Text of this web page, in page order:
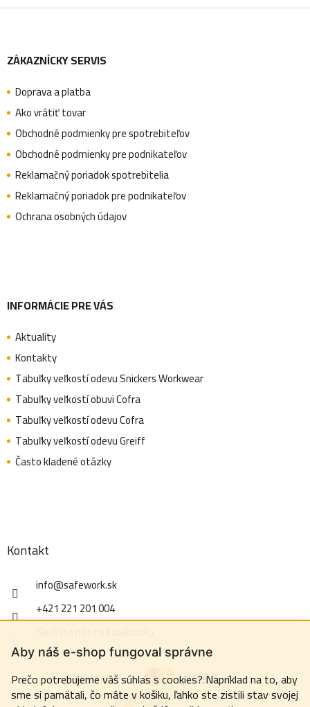
Aby náš e-shop fungoval správne
Prečo potrebujeme váš súhlas s cookies? Napríklad na to, aby
sme si pamätali, čo máte v košiku, ľahko ste zistili stav svojej
á
p
ä
t
e
ZÁKAZNÍCKY SERVIS
Doprava a platba
Ako vrátiť tovar
Obchodné podmienky pre spotrebiteľov
Obchodné podmienky pre podnikateľov
Reklamačný poriadok spotrebitelia
Reklamačný poriadok pre podnikateľov
Ochrana osobných údajov
INFORMÁCIE PRE VÁS
Aktuality
Kontakty
Tabuľky veľkostí odevu Snickers Workwear
Tabuľky veľkostí obuvi Cofra
Tabuľky veľkostí odevu Cofra
Tabuľky veľkostí odevu Greiff
Často kladené otázky
Kontakt
info@safework.sk
+421 221 201 004